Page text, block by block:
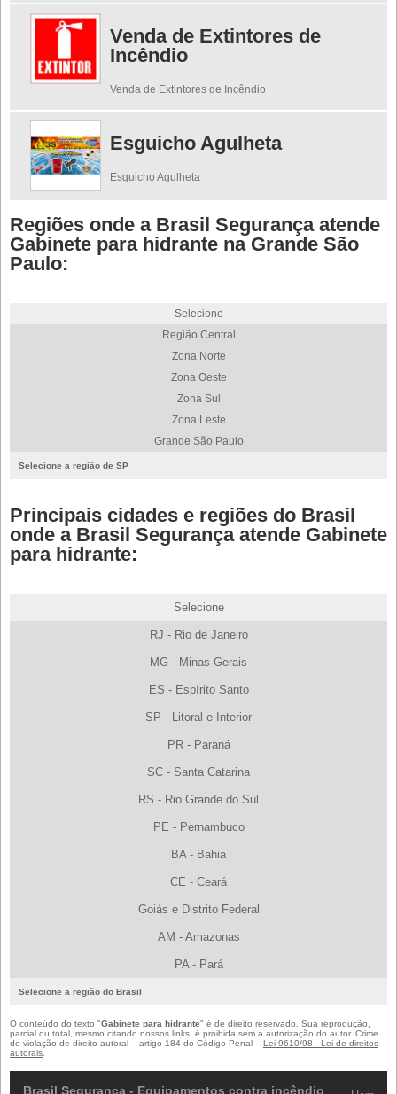
Venda de Extintores de
Incêndio
Venda de Extintores de Incêndio
Esguicho Agulheta
Esguicho Agulheta
Regiões onde a Brasil Segurança atende
Gabinete para hidrante na Grande São
Paulo:
Selecione
Região Central
Zona Norte
Zona Oeste
Zona Sul
Zona Leste
Grande São Paulo
Selecione a região de SP
Principais cidades e regiões do Brasil
onde a Brasil Segurança atende Gabinete
para hidrante:
Selecione
RJ - Rio de Janeiro
MG - Minas Gerais
ES - Espírito Santo
SP - Litoral e Interior
PR - Paraná
SC - Santa Catarina
RS - Rio Grande do Sul
PE - Pernambuco
BA - Bahia
CE - Ceará
Goiás e Distrito Federal
AM - Amazonas
PA - Pará
Selecione a região do Brasil
O conteúdo do texto "Gabinete para hidrante" é de direito reservado. Sua reprodução,
parcial ou total, mesmo citando nossos links, é proibida sem a autorização do autor. Crime
de violação de direito autoral – artigo 184 do Código Penal – Lei 9610/98 - Lei de direitos
autorais
Brasil Segurança - Equipamentos contra incêndio